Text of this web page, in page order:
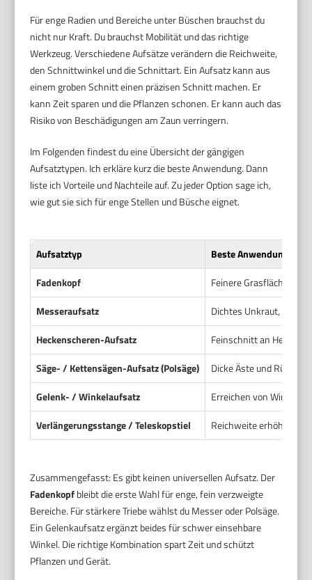
Für enge Radien und Bereiche unter Büschen brauchst du
nicht nur Kraft. Du brauchst Mobilität und das richtige
Werkzeug. Verschiedene Aufsätze verändern die Reichweite,
den Schnittwinkel und die Schnittart. Ein Aufsatz kann aus
einem groben Schnitt einen präzisen Schnitt machen. Er
kann Zeit sparen und die Pflanzen schonen. Er kann auch das
Risiko von Beschädigungen am Zaun verringern.
Im Folgenden findest du eine Übersicht der gängigen
Aufsatztypen. Ich erkläre kurz die beste Anwendung. Dann
liste ich Vorteile und Nachteile auf. Zu jeder Option sage ich,
wie gut sie sich für enge Stellen und Büsche eignet.
Aufsatztyp
Beste Anwendung
Fadenkopf
Feinere Grasflächen,
Messeraufsatz
Dichtes Unkraut,
Heckenscheren-Aufsatz
Feinschnitt an Hecken,
Säge- / Kettensägen-Aufsatz (Polsäge)
Dicke Äste und
Gelenk- / Winkelaufsatz
Erreichen von Winkeln
Verlängerungsstange / Teleskopstiel
Reichweite erhöhen,
Zusammengefasst: Es gibt keinen universellen Aufsatz. Der
Fadenkopfbleibt die erste Wahl für enge, fein verzweigte
Bereiche. Für stärkere Triebe wählst du Messer oder Polsäge.
Ein Gelenkaufsatz ergänzt beides für schwer einsehbare
Winkel. Die richtige Kombination spart Zeit und schützt
Pflanzen und Gerät.